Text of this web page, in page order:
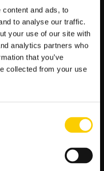
and ads, to
to analyse our traffic.
your use of our site with
analytics partners who
that you’ve
collected from your use
napotkać Ludogorets w
atutów, które mogą
Plzen jest w dobrej
ostatnie wyniki meczów.
Plzen posiada solidną